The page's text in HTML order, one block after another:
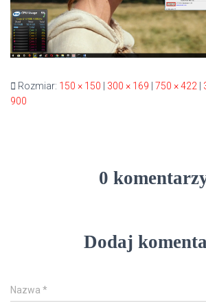
Rozmiar: 150 × 150 300 × 169 750 × 422
900
0
Dodaj
Nazwa *